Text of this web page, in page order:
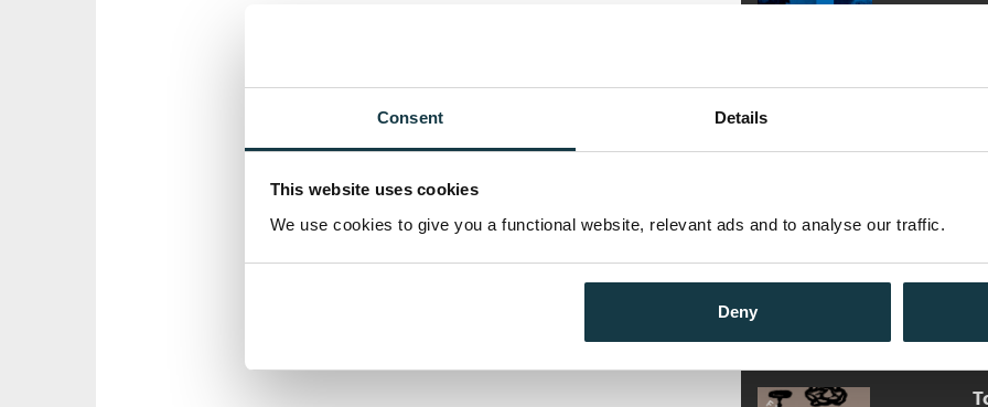
Consent Details
This website uses cookies
We use cookies to give you a functional website, relevant ads and to analyse our traffic.
Deny